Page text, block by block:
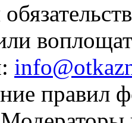
правил